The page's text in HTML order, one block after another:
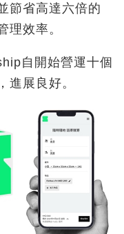
節省高達六倍的
理效率。
自開始營運十個
進展良好。